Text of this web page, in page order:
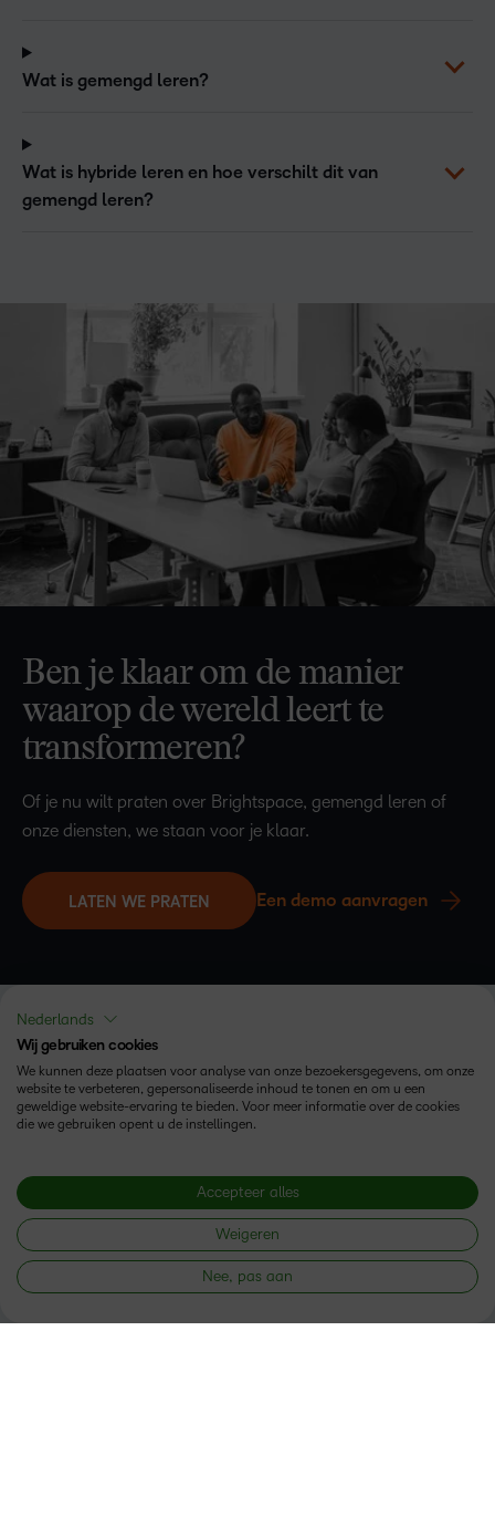
Wat is gemengd leren?
Wat is hybride leren en hoe verschilt dit van
gemengd leren?
Ben je klaar om de manier
waarop de wereld leert te
transformeren?
Of je nu wilt praten over Brightspace, gemengd leren of
onze diensten, we staan voor je klaar.
LATEN WE PRATEN Een demo aanvragen
Volg ons
Nederlands
Wij gebruiken cookies
We kunnen deze plaatsen voor analyse van onze bezoekersgegevens, om onze
website te verbeteren, gepersonaliseerde inhoud te tonen en om u een
geweldige website-ervaring te bieden. Voor meer informatie over de cookies
die we gebruiken opent u de instellingen.
Accepteer alles
Weigeren
Nee, pas aan